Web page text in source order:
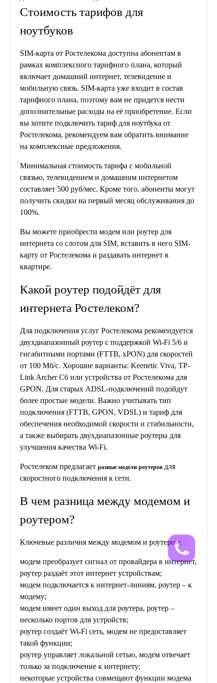
Стоимость тарифов для
ноутбуков
SIM-карта от Ростелекома доступна абонентам в
рамках комплексного тарифного плана, который
включает домашний интернет, телевидение и
мобильную связь. SIM-карта уже входит в состав
тарифного плана, поэтому вам не придется нести
дополнительные расходы на её приобретение. Если
вы хотите подключить тариф для ноутбука от
Ростелекома, рекомендуем вам обратить внимание
на комплексные предложения.
Минимальная стоимость тарифа с мобильной
связью, телевидением и домашним интернетом
составляет 500 руб/мес. Кроме того, абоненты могут
получить скидки на первый месяц обслуживания до
100%.
Вы можете приобрести модем или роутер для
интернета со слотом для SIM, вставить в него SIM-
карту от Ростелекома и раздавать интернет в
квартире.
Какой роутер подойдёт для
интернета Ростелеком?
Для подключения услуг Ростелекома рекомендуется
двухдиапазонный роутер с поддержкой Wi-Fi 5/6 и
гигабитными портами (FTTB, xPON) для скоростей
от 100 Мб/с. Хорошие варианты: Keenetic Viva, TP-
Link Archer C6 или устройства от Ростелекома для
GPON. Для старых ADSL-подключений подойдут
более простые модели. Важно учитывать тип
подключения (FTTB, GPON, VDSL) и тариф для
обеспечения необходимой скорости и стабильности,
а также выбирать двухдиапазонные роутеры для
улучшения качества Wi-Fi.
Ростелеком предлагает разные модели роутеров для
скоростного подключения к сети.
В чем разница между модемом и
роутером?
Ключевые различия между модемом и роутером:
модем преобразует сигнал от провайдера в интернет,
роутер раздаёт этот интернет устройствам;
модем подключается к интернет-линиям, роутер – к
модему;
модем имеет один выход для роутера, роутер –
несколько портов для устройств;
роутер создаёт Wi-Fi сеть, модем не предоставляет
такой функции;
роутер управляет локальной сетью, модем отвечает
только за подключение к интернету;
некоторые устройства совмещают функции модема